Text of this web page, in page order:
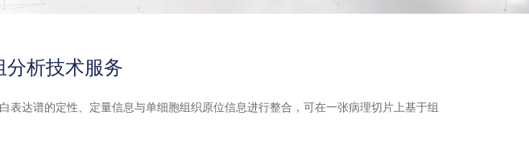
分析技术服务
达谱的定性、定量信息与单细胞组织原位信息进行整合，可在一张病理切片上基于组